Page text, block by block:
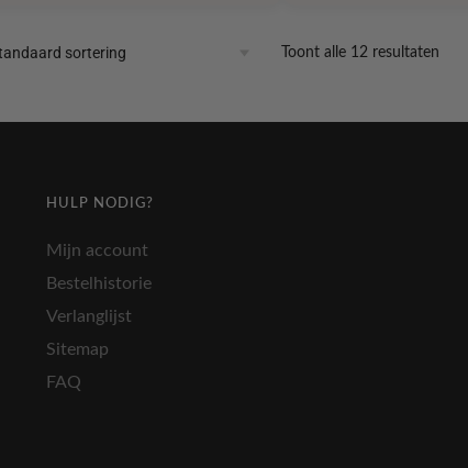
Toont alle 12 resultaten
HULP NODIG?
Mijn account
Bestelhistorie
Verlanglijst
Sitemap
FAQ